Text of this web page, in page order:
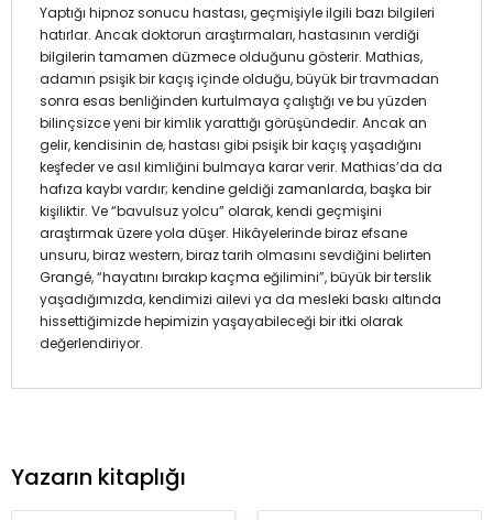
Yaptığı hipnoz sonucu hastası, geçmişiyle ilgili bazı bilgileri
hatırlar. Ancak doktorun araştırmaları, hastasının verdiği
bilgilerin tamamen düzmece olduğunu gösterir. Mathias,
adamın psişik bir kaçış içinde olduğu, büyük bir travmadan
sonra esas benliğinden kurtulmaya çalıştığı ve bu yüzden
bilinçsizce yeni bir kimlik yarattığı görüşündedir. Ancak an
gelir, kendisinin de, hastası gibi psişik bir kaçış yaşadığını
keşfeder ve asıl kimliğini bulmaya karar verir. Mathias’da da
hafıza kaybı vardır; kendine geldiği zamanlarda, başka bir
kişiliktir. Ve “bavulsuz yolcu” olarak, kendi geçmişini
araştırmak üzere yola düşer. Hikâyelerinde biraz efsane
unsuru, biraz western, biraz tarih olmasını sevdiğini belirten
Grangé, “hayatını bırakıp kaçma eğilimini”, büyük bir terslik
yaşadığımızda, kendimizi ailevi ya da mesleki baskı altında
hissettiğimizde hepimizin yaşayabileceği bir itki olarak
değerlendiriyor.
Yazarın kitaplığı